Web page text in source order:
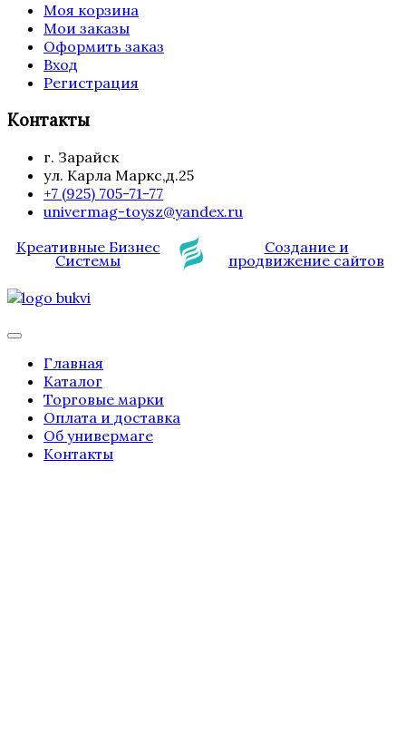
Моя корзина
Мои заказы
Оформить заказ
Вход
Регистрация
Контакты
г. Зарайск
ул. Карла Маркс,д.25
+7 (925) 705-71-77
univermag-toysz@yandex.ru
Креативные Бизнес
Системы
Создание и
продвижение сайтов
Главная
Каталог
Торговые марки
Оплата и доставка
Об универмаге
Контакты